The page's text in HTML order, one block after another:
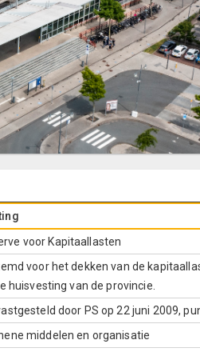
voor Kapitaallasten
voor het dekken van de
huisvesting van de provincie.
door PS op 22 juni 2009,
middelen en organisatie